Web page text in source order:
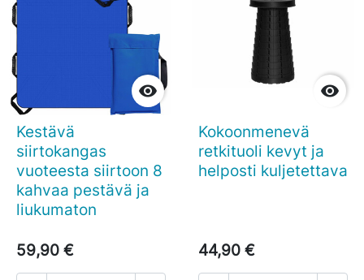

Kestävä
siirtokangas
vuoteesta siirtoon 8
kahvaa pestävä ja
liukumaton
59,90 €

Kokoonmenevä
retkituoli kevyt ja
helposti kuljetettava
44,90 €